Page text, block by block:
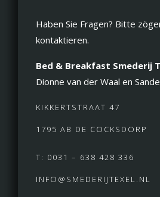
Haben Sie Fragen? Bitte
kontaktieren.
Bed & Breakfast Smederij
Dionne van der Waal en
KIKKERTSTRAAT 47
1795 AB DE COCKSDORP
T: 0031 – 638 428 336
INFO@SMEDERIJTEXEL.NL